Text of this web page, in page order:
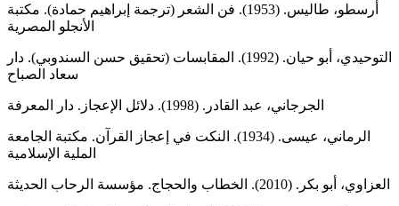
أرسطو، طاليس. (1953). فن الشعر (ترجمة إبراهيم حمادة). مكتبة
الأنجلو المصرية
التوحيدي، أبو حيان. (1992). المقابسات (تحقيق حسن السندوبي). دار
سعاد الصباح
الجرجاني، عبد القادر. (1998). دلائل الإعجاز. دار المعرفة
الرماني، عيسى. (1934). النكت في إعجاز القرآن. مكتبة الجامعة
الملية الإسلامية
العزاوي، أبو بكر. (2010). الخطاب والحجاج. مؤسسة الرحاب الحديثة